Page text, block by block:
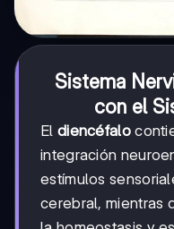
Sistema
con el
El diencéfalo
integración
estímulos
cerebral, mientras